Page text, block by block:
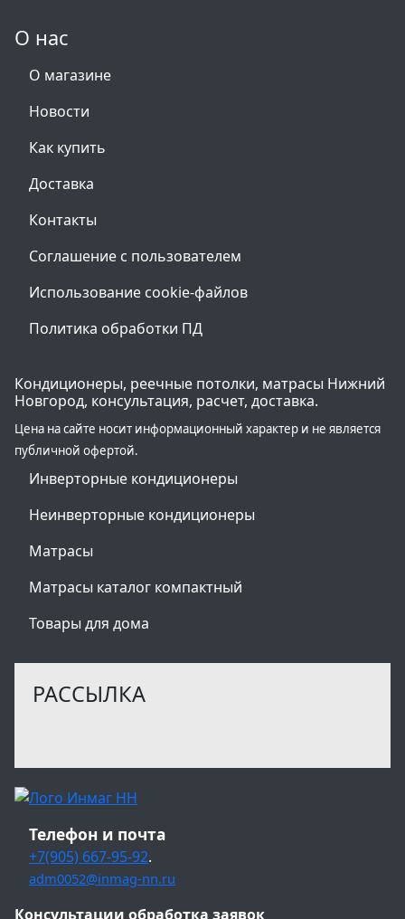
О нас
О магазине
Новости
Как купить
Доставка
Контакты
Соглашение с пользователем
Использование cookie-файлов
Политика обработки ПД
Кондиционеры, реечные потолки, матрасы Нижний
Новгород, консультация, расчет, доставка.
Цена на сайте носит информационный характер и не является
публичной офертой.
Инверторные кондиционеры
Неинверторные кондиционеры
Матрасы
Матрасы каталог компактный
Товары для дома
РАССЫЛКА
Телефон и почта
+7(905) 667-95-92.
adm0052@inmag-nn.ru
Консультации обработка заявок